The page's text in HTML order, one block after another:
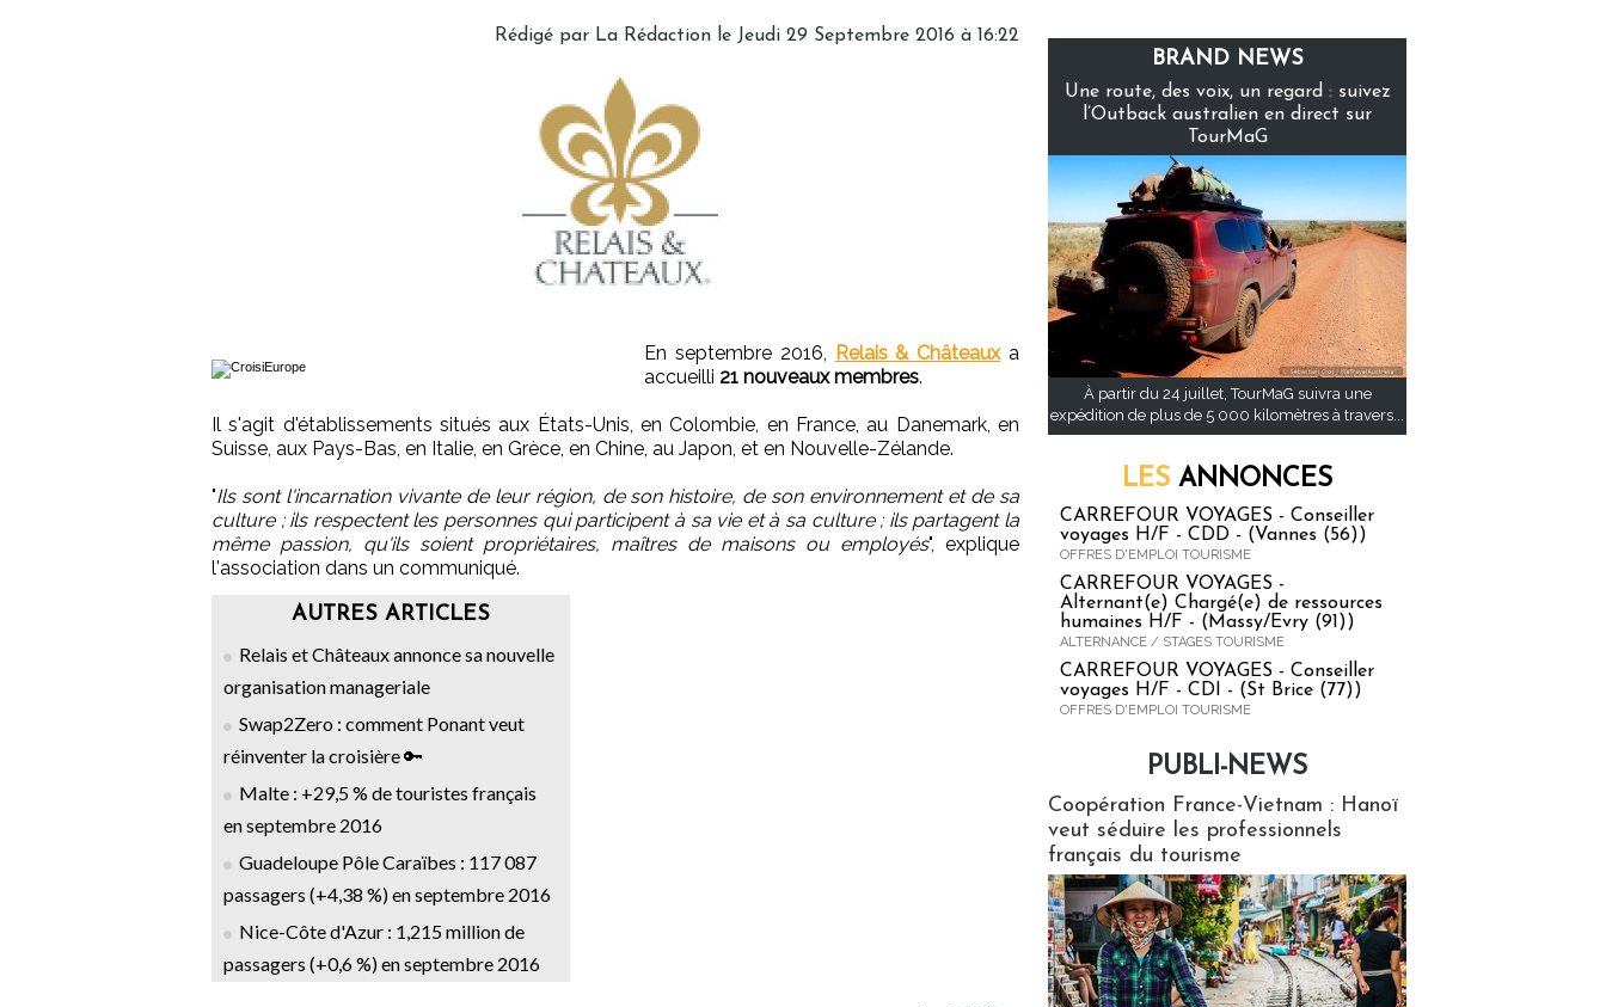
Rédigé par La Rédaction le Jeudi 29 Septembre 2016 à 16:22
En septembre 2016, Relais & Châteauxa
accueilli 21 nouveaux membres.
Il s'agit d'établissements situés aux États-Unis, en Colombie, en France, au Danemark, en
Suisse, aux Pays-Bas, en Italie, en Grèce, en Chine, au Japon, et en Nouvelle-Zélande.
"Ils sont l'incarnation vivante de leur région, de son histoire, de son environnement et de sa
culture ; ils respectent les personnes qui participent à sa vie et à sa culture ; ils partagent la
même passion, qu'ils soient propriétaires, maîtres de maisons ou employés", explique
l'association dans un communiqué.
AUTRES ARTICLES
Relais et Châteaux annonce sa nouvelle
organisation manageriale
Swap2Zero : comment Ponant veut
réinventer la croisière 🔑
Malte : +29,5 % de touristes français
en septembre 2016
Guadeloupe Pôle Caraïbes : 117 087
passagers (+4,38 %) en septembre 2016
Nice-Côte d'Azur : 1,215 million de
passagers (+0,6 %) en septembre 2016
BRAND NEWS
Une route, des voix, un regard : suivez
l’Outback australien en direct sur
TourMaG
À partir du 24 juillet, TourMaG suivra une
expédition de plus de 5 000 kilomètres à travers...
LES ANNONCES
CARREFOUR VOYAGES - Conseiller
voyages H/F - CDD - (Vannes (56))
OFFRES D'EMPLOI TOURISME
CARREFOUR VOYAGES -
Alternant(e) Chargé(e) de ressources
humaines H/F - (Massy/Evry (91))
ALTERNANCE / STAGES TOURISME
CARREFOUR VOYAGES - Conseiller
voyages H/F - CDI - (St Brice (77))
OFFRES D'EMPLOI TOURISME
PUBLI-NEWS
Coopération France-Vietnam : Hanoï
veut séduire les professionnels
français du tourisme